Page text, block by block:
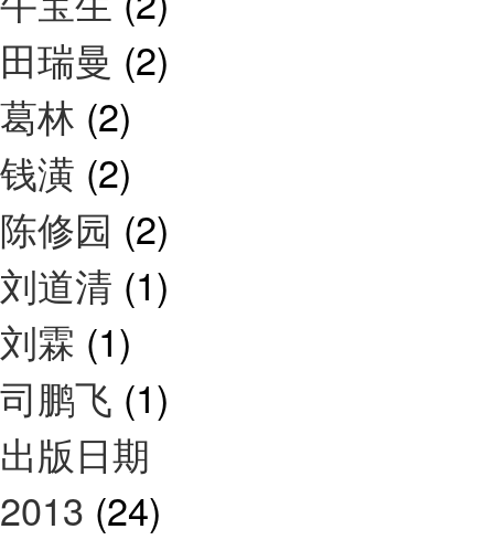
田瑞曼 (2)
葛林 (2)
钱潢 (2)
陈修园 (2)
刘道清 (1)
刘霖 (1)
司鹏飞 (1)
出版日期
2013 (24)